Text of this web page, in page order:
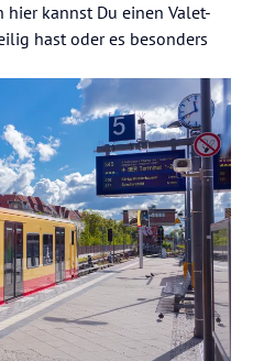
hier kannst Du einen Valet-
hast oder es besonders